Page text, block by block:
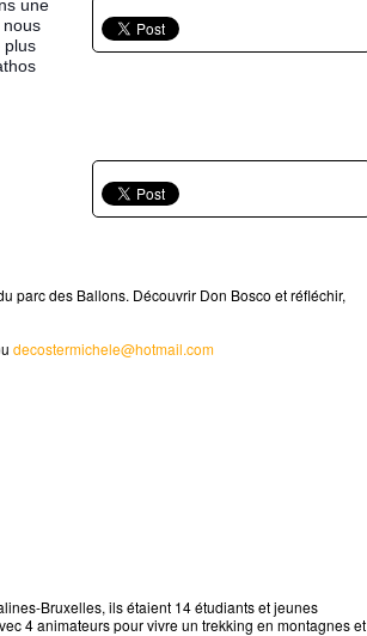
une
plus
parc des Ballons. Découvrir Don Bosco et réfléchir,
decostermichele@hotmail.com
Bruxelles, ils étaient 14 étudiants et jeunes
4 animateurs pour vivre un trekking en montagnes et